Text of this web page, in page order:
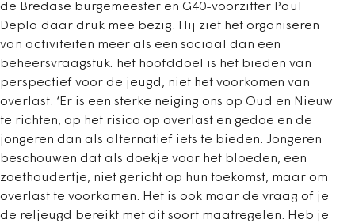
de Bredase burgemeester en G40-voorzitter Paul
Depla daar druk mee bezig. Hij ziet het organiseren
van activiteiten meer als een sociaal dan een
beheersvraagstuk: het hoofddoel is het bieden van
perspectief voor de jeugd, niet het voorkomen van
overlast. ‘Er is een sterke neiging ons op Oud en Nieuw
te richten, op het risico op overlast en gedoe en de
jongeren dan als alternatief iets te bieden. Jongeren
beschouwen dat als doekje voor het bloeden, een
zoethoudertje, niet gericht op hun toekomst, maar om
overlast te voorkomen. Het is ook maar de vraag of je
de reljeugd bereikt met dit soort maatregelen. Heb je